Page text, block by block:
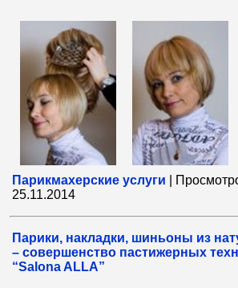
Парикмахерские услуги
25.11.2014
Парики, накладки, шиньоны из
– совершенство пастижерных
“Salona ALLA”